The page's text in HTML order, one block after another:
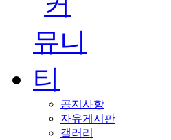
공지사항
자유게시판
갤러리